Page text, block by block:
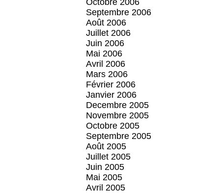
Octobre 2006
Septembre 2006
Août 2006
Juillet 2006
Juin 2006
Mai 2006
Avril 2006
Mars 2006
Février 2006
Janvier 2006
Decembre 2005
Novembre 2005
Octobre 2005
Septembre 2005
Août 2005
Juillet 2005
Juin 2005
Mai 2005
Avril 2005